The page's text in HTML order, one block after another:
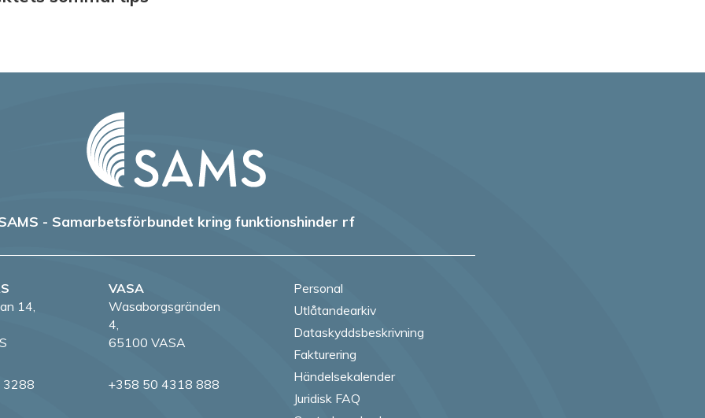
- Samarbetsförbundet kring funktionshinder rf
14,
3288
VASA
Wasaborgsgränden
4,
65100 VASA
+358 50 4318 888
Personal
Utlåtandearkiv
Dataskyddsbeskrivning
Fakturering
Händelsekalender
Juridisk FAQ